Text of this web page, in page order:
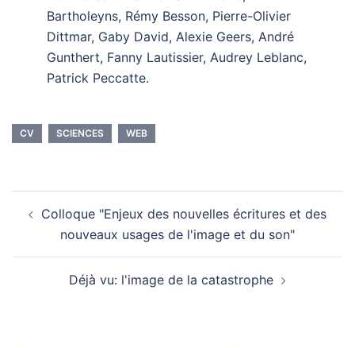
Bartholeyns, Rémy Besson, Pierre-Olivier
Dittmar, Gaby David, Alexie Geers, André
Gunthert, Fanny Lautissier, Audrey Leblanc,
Patrick Peccatte.
CV SCIENCES WEB
d’article
Colloque "Enjeux des nouvelles écritures et des
nouveaux usages de l'image et du son"
Déjà vu: l'image de la catastrophe